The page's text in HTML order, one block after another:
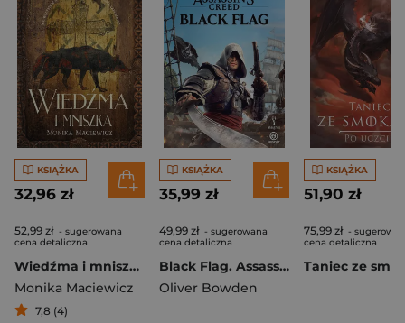
KSIĄŻKA
32,96 zł
52,99 zł - sugerowana
cena detaliczna
Wiedźma i mniszka
Monika Maciewicz
7,8 (4)
KSIĄŻKA
35,99 zł
49,99 zł - sugerowana
cena detaliczna
Black Flag. Assassin’s Creed
Oliver Bowden
KSIĄŻKA
51,90 zł
75,99 zł -
cena detaliczna